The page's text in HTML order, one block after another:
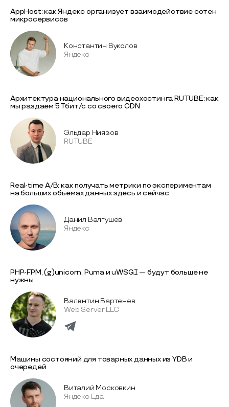
AppHost: как Яндекс организует взаимодействие сотен
микросервисов
Константин Вуколов
Яндекс
Архитектура национального видеохостинга RUTUBE: как
мы раздаем 5 Тбит/с со своего CDN
Эльдар Ниязов
RUTUBE
Real-time A/B: как получать метрики по экспериментам
на больших объемах данных здесь и сейчас
Данил Валгушев
Яндекс
PHP-FPM, (g)unicorn, Puma и uWSGI — будут больше не
нужны
Валентин Бартенев
Web Server LLC
Машины состояний для товарных данных из YDB и
очередей
Виталий Московкин
Яндекс Еда